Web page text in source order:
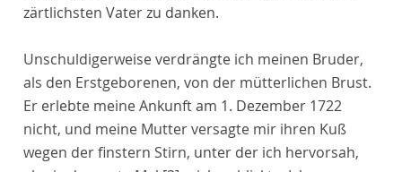
zärtlichsten Vater zu danken.
Unschuldigerweise verdrängte ich meinen Bruder,
als den Erstgeborenen, von der mütterlichen Brust.
Er erlebte meine Ankunft am 1. Dezember 1722
nicht, und meine Mutter versagte mir ihren Kuß
wegen der finstern Stirn, unter der ich hervorsah,